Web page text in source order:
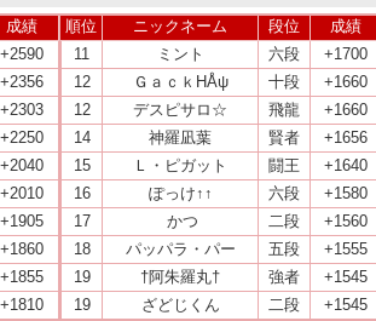
成績
+2590
+2356
+2303
+2250
+2040
+2010
+1905
+1860
+1855
+1810
順位 ニックネーム 段位
成績
11
ミント 六段
+1700
12
ＧａｃｋHÅψ 十段
+1660
12
デスピサロ☆ 飛龍
+1660
14
ゞ神羅凪葉ゞ 賢者
+1656
15
Ｌ・ピガット 闘王
+1640
16
ぽっけ↑↑ 六段
+1580
17
かつ 二段
+1560
18
パッパラ・パー 五段
+1555
19
†阿朱羅丸† 強者
+1545
19
ざどじくん 二段 +1545